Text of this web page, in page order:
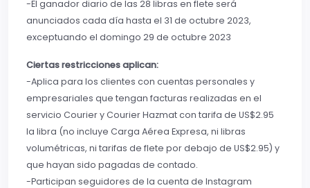
-El ganador diario de las 28 libras en flete será
anunciados cada día hasta el 31 de octubre 2023,
exceptuando el domingo 29 de octubre 2023
Ciertas restricciones aplican:
-Aplica para los clientes con cuentas personales y
empresariales que tengan facturas realizadas en el
servicio Courier y Courier Hazmat con tarifa de US$2.95
la libra (no incluye Carga Aérea Expresa, ni libras
volumétricas, ni tarifas de flete por debajo de US$2.95) y
que hayan sido pagadas de contado.
-Participan seguidores de la cuenta de Instagram